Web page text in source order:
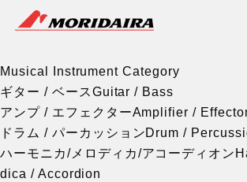
Musical Instrument Category
Scroll
Musical Instrument Category
ギター / ベースGuitar / Bass
アンプ / エフェクターAmplifier /
ドラム / パーカッションDrum /
ハーモニカ/メロディカ/アコーディオン
dica / Accordion